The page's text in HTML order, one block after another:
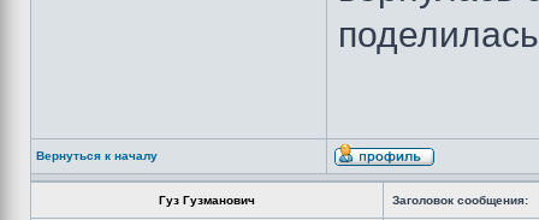
Вернуться к началу
Гуз Гузманович Заголовок сообщения: